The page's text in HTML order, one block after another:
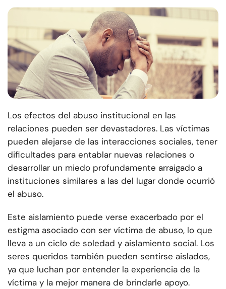
Los efectos del abuso institucional en las
relaciones pueden ser devastadores. Las víctimas
pueden alejarse de las interacciones sociales, tener
dificultades para entablar nuevas relaciones o
desarrollar un miedo profundamente arraigado a
instituciones similares a las del lugar donde ocurrió
el abuso.
Este aislamiento puede verse exacerbado por el
estigma asociado con ser víctima de abuso, lo que
lleva a un ciclo de soledad y aislamiento social. Los
seres queridos también pueden sentirse aislados,
ya que luchan por entender la experiencia de la
víctima y la mejor manera de brindarle apoyo.